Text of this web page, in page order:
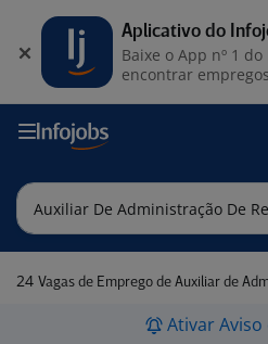
24 Vagas de Emprego de Auxiliar de Administração de
Ativar Aviso
Aplicativo do
Baixe o App nº 1
encontrar empregos